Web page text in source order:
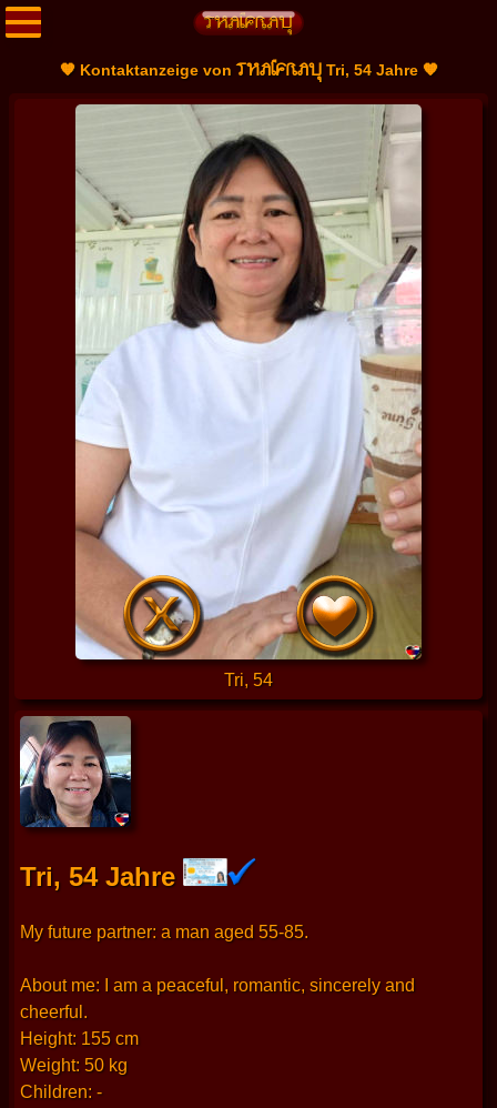
🧡 Kontaktanzeige vonTHAIFRAUTri, 54 Jahre 🧡
Tri, 54
Tri, 54 Jahre
My future partner: a man aged 55-85.
About me: I am a peaceful, romantic, sincerely and
cheerful.
Height: 155 cm
Weight: 50 kg
Children: -